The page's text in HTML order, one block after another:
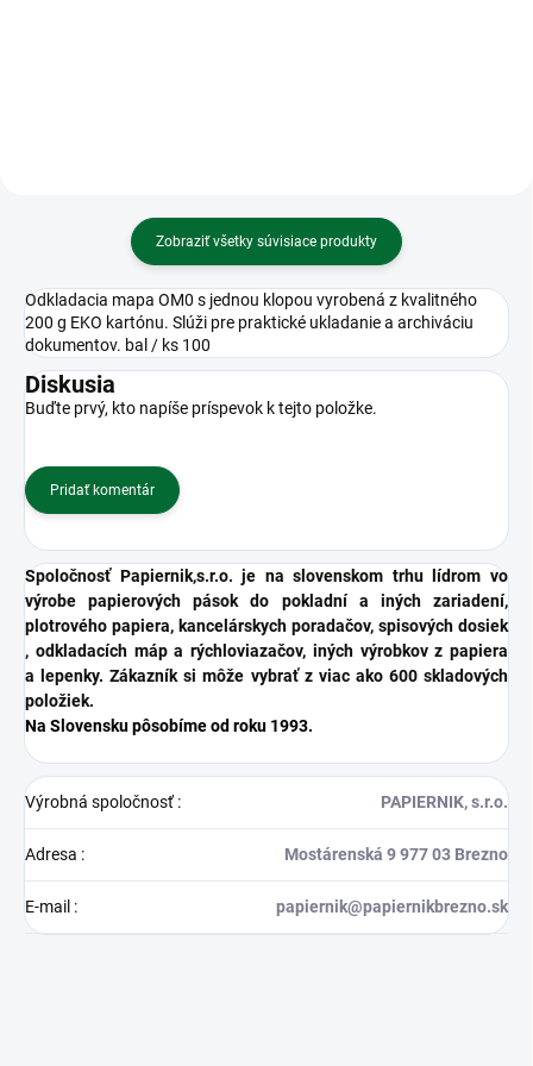
Zobraziť všetky súvisiace produkty
Odkladacia mapa OM0 s jednou klopou vyrobená z kvalitného
200 g EKO kartónu. Slúži pre praktické ukladanie a archiváciu
dokumentov. bal / ks 100
Diskusia
Buďte prvý, kto napíše príspevok k tejto položke.
Pridať komentár
Spoločnosť Papiernik,s.r.o. je na slovenskom trhu lídrom vo
výrobe papierových pások do pokladní a iných zariadení,
plotrového papiera, kancelárskych poradačov, spisových dosiek
, odkladacích máp a rýchloviazačov, iných výrobkov z papiera
a lepenky. Zákazník si môže vybrať z viac ako 600 skladových
položiek.
Na Slovensku pôsobíme od roku 1993.
Výrobná spoločnosť: PAPIERNIK, s.r.o.
Adresa : Mostárenská 9 977 03 Brezno
E-mail : papiernik@papiernikbrezno.sk